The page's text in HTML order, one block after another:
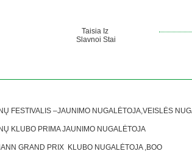
Taisia Iz
Slavnoi Stai
FESTIVALIS –JAUNIMO NUGALĖTOJA,VEISLĖS
KLUBO PRIMA JAUNIMO NUGALĖTOJA
GRAND PRIX KLUBO NUGALĖTOJA ,BOO